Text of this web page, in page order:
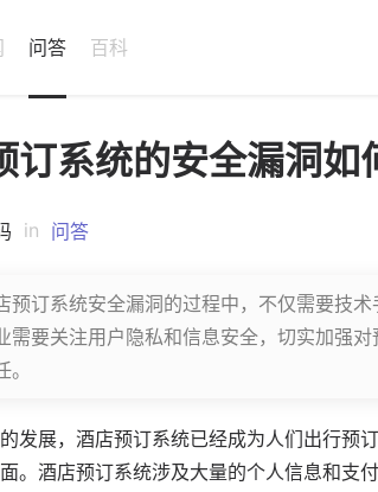
问答 百科
订系统的安全漏洞如
in 问答
预订系统安全漏洞的过程中，不仅需要技
需要关注用户隐私和信息安全，切实加强
发展，酒店预订系统已经成为人们出行预
。酒店预订系统涉及大量的个人信息和支